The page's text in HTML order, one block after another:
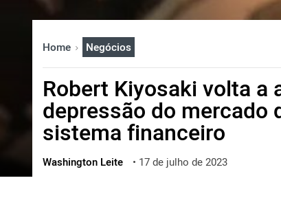
русский
한국어
العربية
ไทย
ქართული
Home Negócios
Robert Kiyosaki volta a
depressão do mercado
sistema financeiro
Washington Leite • 17 de julho de 2023